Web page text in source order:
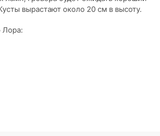
вырастают около 20 см в высоту.
Лора: